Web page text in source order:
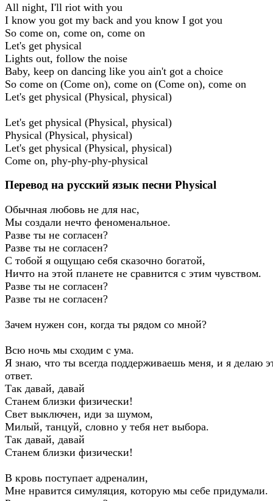
All night, I'll riot with you
I know you got my back and you know I got you
So come on, come on, come on
Let's get physical
Lights out, follow the noise
Baby, keep on dancing like you ain't got a choice
So come on (Come on), come on (Come on), come on
Let's get physical (Physical, physical)
Let's get physical (Physical, physical)
Physical (Physical, physical)
Let's get physical (Physical, physical)
Come on, phy-phy-phy-physical
Перевод на русский язык песни Physical
Обычная любовь не для нас,
Мы создали нечто феноменальное.
Разве ты не согласен?
Разве ты не согласен?
С тобой я ощущаю себя сказочно богатой,
Ничто на этой планете не сравнится с этим чувством.
Разве ты не согласен?
Разве ты не согласен?
Зачем нужен сон, когда ты рядом со мной?
Всю ночь мы сходим с ума.
Я знаю, что ты всегда поддерживаешь меня, и я делаю
ответ.
Так давай, давай
Станем близки физически!
Свет выключен, иди за шумом,
Милый, танцуй, словно у тебя нет выбора.
Так давай, давай
Станем близки физически!
В кровь поступает адреналин,
Мне нравится симуляция, которую мы себе придумали.